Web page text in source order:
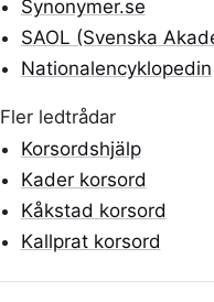
Synonymer.se
SAOL (Svenska
Nationalencyklopedin
Fler ledtrådar
Korsordshjälp
Kader korsord
Kåkstad korsord
Kallprat korsord